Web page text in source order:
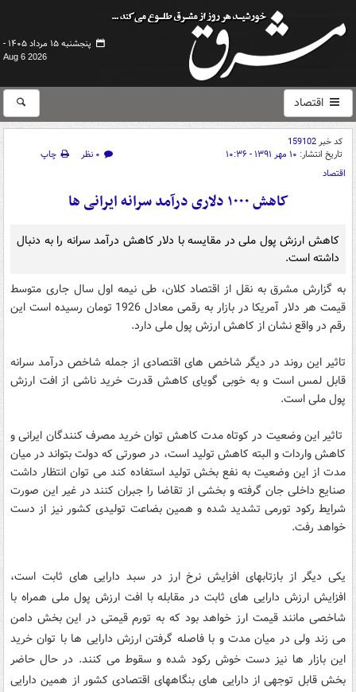
پنجشنبه ۱۵ مرداد ۱۴۰۵ -
Aug 6 2026
اقتصاد
کد خبر159102
تاریخ انتشار: ۱۰ مهر ۱۳۹۱ - ۱۰:۳۶ ۰ نظر
چاپ
اقتصاد
کاهش ۱۰۰۰ دلاری درآمد سرانه ایرانی ها
کاهش ارزش پول ملی در مقایسه با دلار کاهش درآمد سرانه را به دنبال
داشته است.
به گزارش مشرق به نقل از اقتصاد کلان، طی نیمه اول سال جاری متوسط
قیمت هر دلار آمریکا در بازار به رقمی معادل 1926 تومان رسیده است این
رقم در واقع نشان از کاهش ارزش پول ملی دارد.
تاثیر این روند در دیگر شاخص های اقتصادی از جمله شاخص درآمد سرانه
قابل لمس است و به خوبی گویای کاهش قدرت خرید ناشی از افت ارزش
پول ملی است.
تاثیر این وضعیت در کوتاه مدت کاهش توان خرید مصرف کنندگان ایرانی و
کاهش واردات و البته کاهش تولید است، در صورتی که دولت بتواند در میان
مدت از این وضعیت به نفع بخش تولید استفاده کند می توان انتظار داشت
صنایع داخلی جان گرفته و بخشی از تقاضا را جبران کنند در غیر این صورت
شرایط رکود تورمی تشدید شده و همین بضاعت تولیدی کشور نیز از دست
خواهد رفت.
یکی دیگر از بازتابهای افزایش نرخ ارز در سبد دارایی های ثابت است،
افزایش ارزش دارایی های ثابت در مقابله با افت ارزش پول ملی همراه با
شاخصی مانند قیمت ارز خواهد بود که به تورم قیمتی در این بخش دامن
می زند ولی در میان مدت و با فاصله گرفتن ارزش دارایی ها با توان خرید
این بازار ها نیز دست خوش رکود شده و سقوط می کنند. در حال حاضر
بخش قابل توجهی از دارایی های بنگاههای اقتصادی کشور از همین دارایی